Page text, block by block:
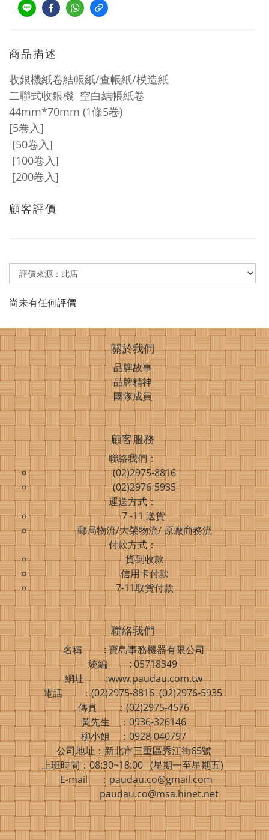
商品描述
收銀機紙卷結帳紙/查帳紙/模造紙
二聯式收銀機 空白結帳紙卷
44mm*70mm (1條5卷)
[5卷入]
[50卷入]
[100卷入]
[200卷入]
顧客評價
尚未有任何評價
關於我們
品牌故事
品牌精神
團隊成員
顧客服務
聯絡我們：
(02)2975-8816
(02)2976-5935
運送方式：
7 -11 送貨
郵局物流/大榮物流/ 原廠商務流
付款方式：
貨到收款
信用卡付款
7-11取貨付款
聯絡我們
名稱 : 寶島事務機器有限公司
統編 : 05718349
網址 :www.paudau.com.tw
電話 ：(02)2975-8816 (02)2976-5935
傳真 ：(02)2975-4576
黃先生 ：0936-326146
柳小姐 ：0928-040797
公司地址：新北市三重區秀江街65號
上班時間：08:30~18:00 (星期一至星期五)
E-mail ：paudau.co@gmail.com
paudau.co@msa.hinet.net